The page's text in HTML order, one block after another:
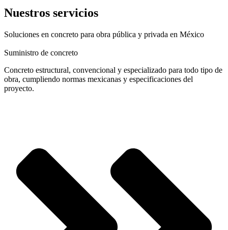
Nuestros servicios
Soluciones en concreto para obra pública y privada en México
Suministro de concreto
Concreto estructural, convencional y especializado para todo tipo de
obra, cumpliendo normas mexicanas y especificaciones del
proyecto.